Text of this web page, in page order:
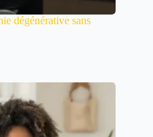
dégénérative sans